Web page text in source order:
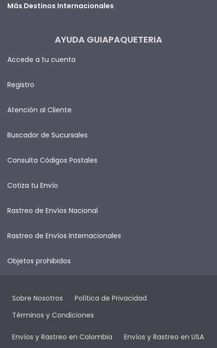
Más Destinos Internacionales
AYUDA GUIAPAQUETERIA
Accede a tu cuenta
Registro
Atención al Cliente
Buscador de Sucursales
Consulta Códigos Postales
Cotiza tu Envío
Rastreo de Envíos Nacional
Rastreo de Envíos Internacionales
Objetos prohibidos
Sobre Nosotros
Política de Privacidad
Términos y Condiciones
Envíos y Rastreo en Colombia Envíos y Rastreo en USA